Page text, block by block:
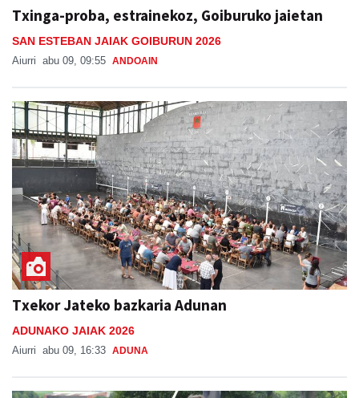
Txinga-proba, estrainekoz, Goiburuko jaietan
SAN ESTEBAN JAIAK GOIBURUN 2026
Aiurri abu 09, 09:55 ANDOAIN
Txekor Jateko bazkaria Adunan
ADUNAKO JAIAK 2026
Aiurri abu 09, 16:33 ADUNA